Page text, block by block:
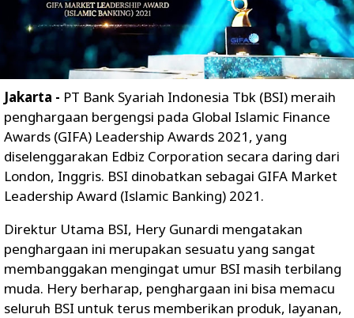
Jakarta - PT Bank Syariah Indonesia Tbk (BSI) meraih
penghargaan bergengsi pada Global Islamic Finance
Awards (GIFA) Leadership Awards 2021, yang
diselenggarakan Edbiz Corporation secara daring dari
London, Inggris. BSI dinobatkan sebagai GIFA Market
Leadership Award (Islamic Banking) 2021.
Direktur Utama BSI, Hery Gunardi mengatakan
penghargaan ini merupakan sesuatu yang sangat
membanggakan mengingat umur BSI masih terbilang
muda. Hery berharap, penghargaan ini bisa memacu
seluruh BSI untuk terus memberikan produk, layanan,